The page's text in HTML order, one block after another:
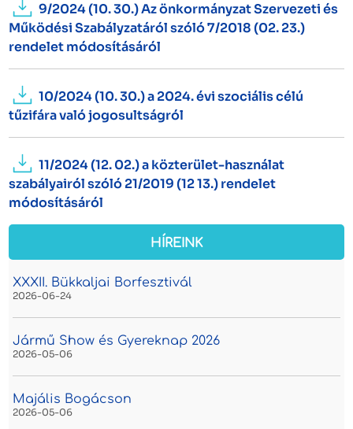
9/2024 (10. 30.) Az önkormányzat Szervezeti és
Működési Szabályzatáról szóló 7/2018 (02. 23.)
rendelet módosításáról
10/2024 (10. 30.) a 2024. évi szociális célú
tűzifára való jogosultságról
11/2024 (12. 02.) a közterület-használat
szabályairól szóló 21/2019 (12 13.) rendelet
módosításáról
HÍREINK
XXXII. Bükkaljai Borfesztivál
2026-06-24
Jármű Show és Gyereknap 2026
2026-05-06
Majális Bogácson
2026-05-06